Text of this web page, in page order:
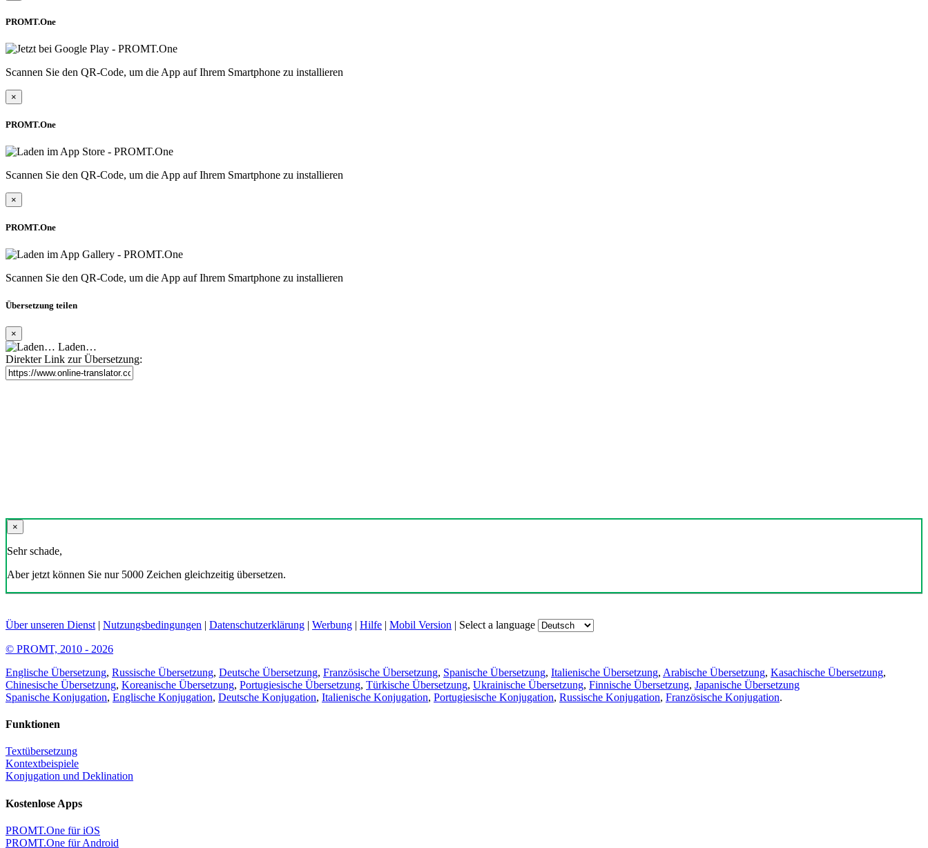
PROMT.One
Scannen Sie den QR-Code, um die App auf Ihrem Smartphone zu installieren
×
PROMT.One
Scannen Sie den QR-Code, um die App auf Ihrem Smartphone zu installieren
×
PROMT.One
Scannen Sie den QR-Code, um die App auf Ihrem Smartphone zu installieren
Übersetzung teilen
×
Laden…
Direkter Link zur Übersetzung:
×
Sehr schade,
Aber jetzt können Sie nur 5000 Zeichen gleichzeitig übersetzen.
Über unseren Dienst | Nutzungsbedingungen | Datenschutzerklärung | Werbung | Hilfe | Mobil Version | Select a language
© PROMT, 2010 - 2026
Englische Übersetzung, Russische Übersetzung, Deutsche Übersetzung, Französische Übersetzung, Spanische Übersetzung, Italienische Übersetzung, Arabische Übersetzung, Kasachische Übersetzung,
Chinesische Übersetzung, Koreanische Übersetzung, Portugiesische Übersetzung, Türkische Übersetzung, Ukrainische Übersetzung, Finnische Übersetzung, Japanische Übersetzung
Spanische Konjugation, Englische Konjugation, Deutsche Konjugation, Italienische Konjugation, Portugiesische Konjugation, Russische Konjugation, Französische Konjugation.
Funktionen
Textübersetzung
Kontextbeispiele
Konjugation und Deklination
Kostenlose Apps
PROMT.One für iOS
PROMT.One für Android